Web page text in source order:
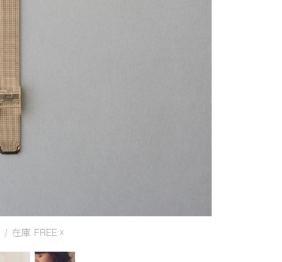
/ 在庫 FREE:☓